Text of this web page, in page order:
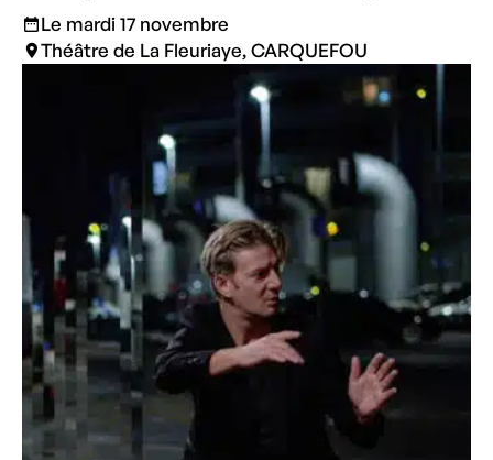
Le mardi 17 novembre
Théâtre de La Fleuriaye, CARQUEFOU